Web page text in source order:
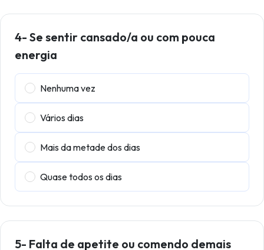
4- Se sentir cansado/a ou com pouca
energia
Nenhuma vez
Vários dias
Mais da metade dos dias
Quase todos os dias
5- Falta de apetite ou comendo demais